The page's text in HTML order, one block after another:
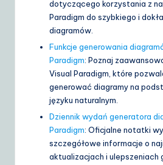
dotyczącego korzystania z
Paradigm do szybkiego i
diagramów.
Funkcje generowania
Paradigm: Poznaj
Visual Paradigm, które
generować diagramy na
języku naturalnym.
Dziennik wydań generatora
Paradigm: Oficjalne notatki
szczegółowe informacje o
aktualizacjach i ulepszeniach